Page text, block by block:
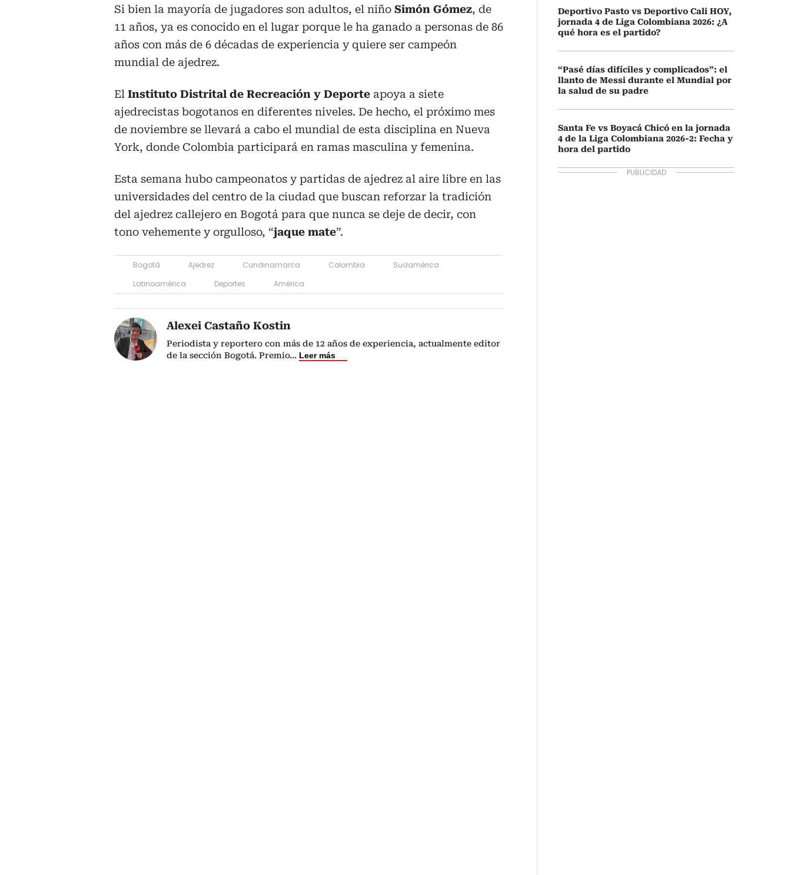
Si bien la mayoría de jugadores son adultos, el niño Simón Gómez, de
11 años, ya es conocido en el lugar porque le ha ganado a personas de 86
años con más de 6 décadas de experiencia y quiere ser campeón
mundial de ajedrez.
El Instituto Distrital de Recreación y Deporte apoya a siete
ajedrecistas bogotanos en diferentes niveles. De hecho, el próximo mes
de noviembre se llevará a cabo el mundial de esta disciplina en Nueva
York, donde Colombia participará en ramas masculina y femenina.
Esta semana hubo campeonatos y partidas de ajedrez al aire libre en las
universidades del centro de la ciudad que buscan reforzar la tradición
del ajedrez callejero en Bogotá para que nunca se deje de decir, con
tono vehemente y orgulloso, “jaque mate”.
Bogotá Ajedrez Cundinamarca Colombia
Sudamérica
Latinoamérica
Deportes América
Alexei Castaño Kostin
Periodista y reportero con más de 12 años de experiencia, actualmente editor
de la sección Bogotá. Premio... Leer más
Deportivo Pasto vs Deportivo Cali HOY,
jornada 4 de Liga Colombiana 2026: ¿A
qué hora es el partido?
“Pasé días difíciles y complicados”: el
llanto de Messi durante el Mundial por
la salud de su padre
Santa Fe vs Boyacá Chicó en la jornada
4 de la Liga Colombiana 2026-2: Fecha y
hora del partido